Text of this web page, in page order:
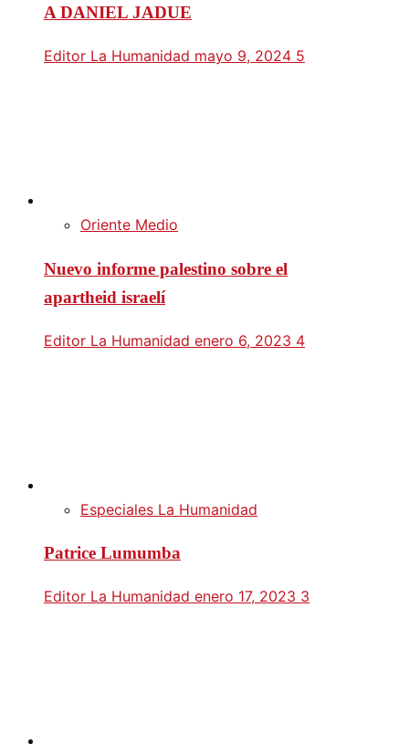
A DANIEL JADUE
Editor La Humanidad mayo 9, 2024 5
Oriente Medio
Nuevo informe palestino sobre el
apartheid israelí
Editor La Humanidad enero 6, 2023 4
Especiales La Humanidad
Patrice Lumumba
Editor La Humanidad enero 17, 2023 3